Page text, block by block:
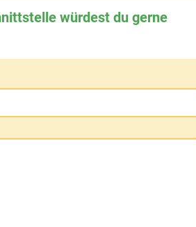
würdest du gerne